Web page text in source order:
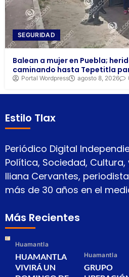
SEGURIDAD
Balean a mujer en Puebla;
caminando hasta Tepetitla
Portal Wordpress agosto 8, 2026
Estilo Tlax
Periódico Digital
Política, Sociedad,
Iliana Cervantes,
más de 30 años en el
Más Recientes
Huamantla
HUAMANTLA
VIVIRÁ UN
Huamantla
GRUPO